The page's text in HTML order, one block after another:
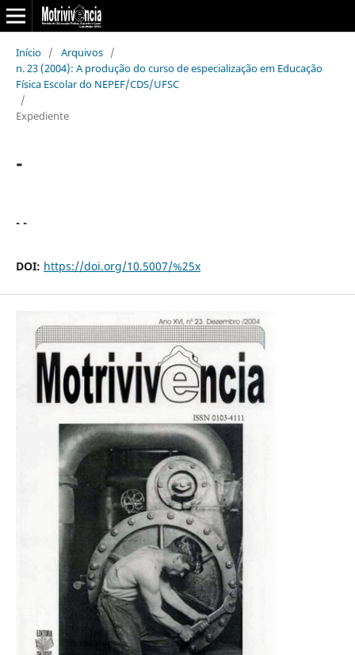
Início / Arquivos /
n. 23 (2004): A produção do curso de especialização em Educação
Física Escolar do NEPEF/CDS/UFSC
/
Expediente
-
- -
DOI: https://doi.org/10.5007/%25x